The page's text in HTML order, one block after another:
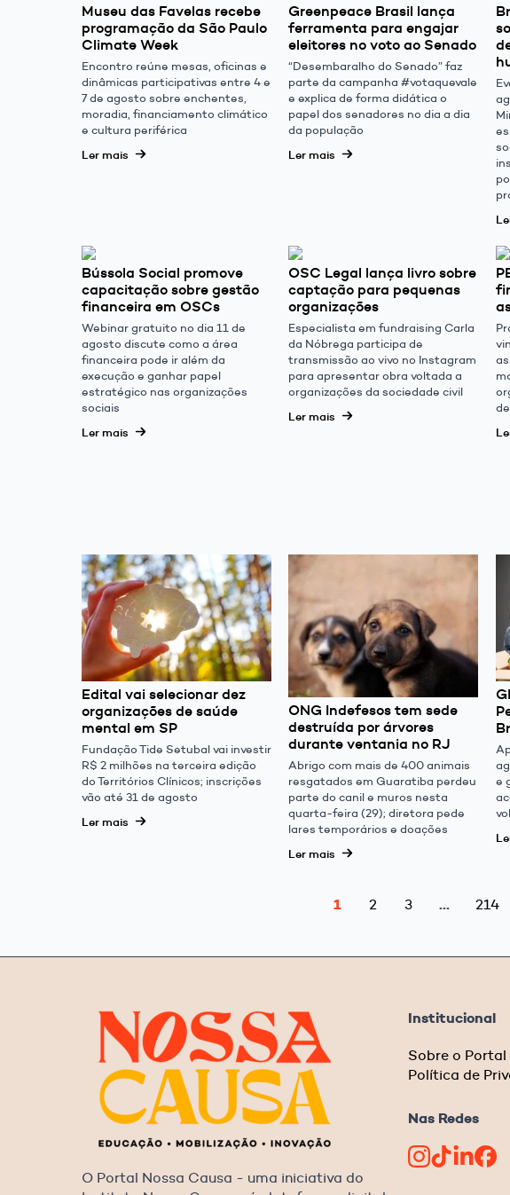
Museu das Favelas recebe
programação da São Paulo
Climate Week
Encontro reúne mesas, oficinas e
dinâmicas participativas entre 4 e
7 de agosto sobre enchentes,
moradia, financiamento climático
e cultura periférica
Ler mais
Greenpeace Brasil lança
ferramenta para engajar
eleitores no voto ao Senado
“Desembaralho do Senado” faz
parte da campanha #votaquevale
e explica de forma didática o
papel dos senadores no dia a dia
da população
Ler mais
Bússola Social promove
capacitação sobre gestão
financeira em OSCs
Webinar gratuito no dia 11 de
agosto discute como a área
financeira pode ir além da
execução e ganhar papel
estratégico nas organizações
sociais
Ler mais
OSC Legal lança livro sobre
captação para pequenas
organizações
Especialista em fundraising Carla
da Nóbrega participa de
transmissão ao vivo no Instagram
para apresentar obra voltada a
organizações da sociedade civil
Ler mais
Edital vai selecionar dez
organizações de saúde
mental em SP
Fundação Tide Setubal vai investir
R$ 2 milhões na terceira edição
do Territórios Clínicos; inscrições
vão até 31 de agosto
Ler mais
ONG Indefesos tem sede
destruída por árvores
durante ventania no RJ
Abrigo com mais de 400 animais
resgatados em Guaratiba perdeu
parte do canil e muros nesta
quarta-feira (29); diretora pede
lares temporários e doações
Ler mais
e
1 2 3 … 214
O Portal Nossa Causa - uma iniciativa do
Institucional
Sobre o Portal
Política de
Nas Redes